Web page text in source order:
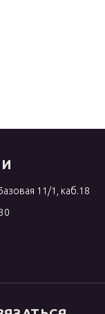
11/1, каб.18